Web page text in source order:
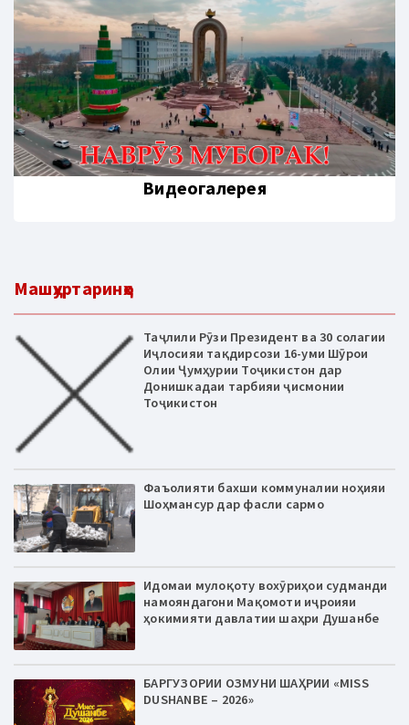
Видеогалерея
Машҳуртаринҳо
Таҷлили Рӯзи Президент ва 30 солагии
Иҷлосияи тақдирсози 16-уми Шӯрои
Олии Ҷумҳурии Тоҷикистон дар
Донишкадаи тарбияи ҷисмонии
Тоҷикистон
Фаъолияти бахши коммуналии ноҳияи
Шоҳмансур дар фасли сармо
Идомаи мулоқоту вохӯриҳои судманди
намояндагони Мақомоти иҷроияи
ҳокимияти давлатии шаҳри Душанбе
БАРГУЗОРИИ ОЗМУНИ ШАҲРИИ «MISS
DUSHANBE – 2026»